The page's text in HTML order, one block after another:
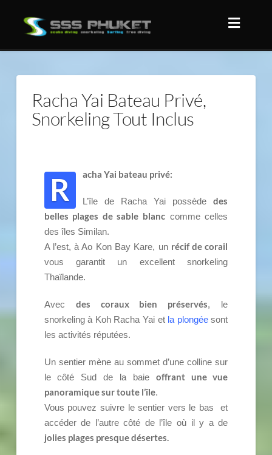
Racha Yai Bateau Privé,
Snorkeling Tout Inclus
R acha Yai bateau privé:
L’île de Racha Yai possèdedes
belles plages de sable blanc comme celles
des îles Similan.
A l’est, à Ao Kon Bay Kare, un récif de corail
vous garantit un excellent snorkeling
Thaïlande.
Avec des coraux bien préservés, le
snorkeling à Koh Racha Yai et la plongéesont
les activités réputées.
Un sentier mène au sommet d’une colline sur
le côté Sud de la baie offrant une vue
panoramique sur toute l’île.
Vous pouvez suivre le sentier vers le bas et
accéder de l’autre côté de l’île où il y a de
jolies plages presque désertes.